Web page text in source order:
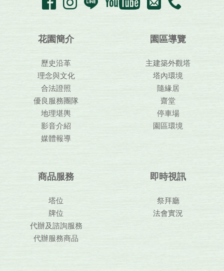
花園簡介
歷史沿革
理念與文化
合法證照
優良服務團隊
地理堪輿
影音介紹
媒體報導
園區導覽
主建築外觀塔
塔內環境
隨緣居
齋堂
停車場
園區環境
商品服務
塔位
牌位
代辦及諮詢服務
代辦服務商品
即時視訊
祭拜廳
法會實況